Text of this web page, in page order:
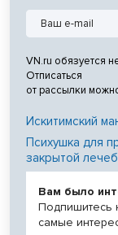
VN.ru обязуется
Отписаться
от рассылки
Искитимский
Психушка для
закрытой
Вам было
Подпишитесь
самые